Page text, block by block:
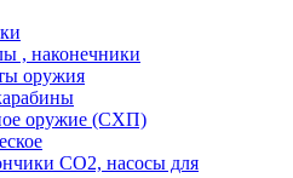
, наконечники
оружия
оружие (СХП)
СО2, насосы для